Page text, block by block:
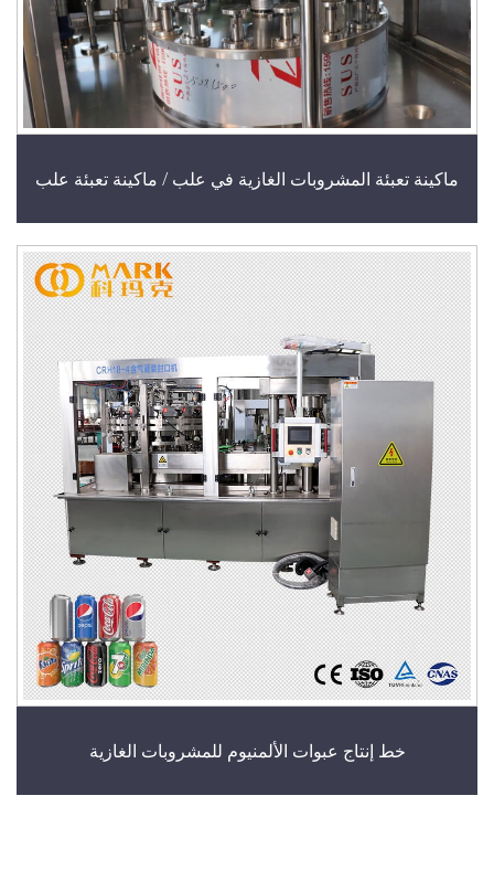
تعبئة المشروبات الغازية في علب / ماكينة تعبئة علب
خط إنتاج عبوات الألمنيوم للمشروبات الغازية